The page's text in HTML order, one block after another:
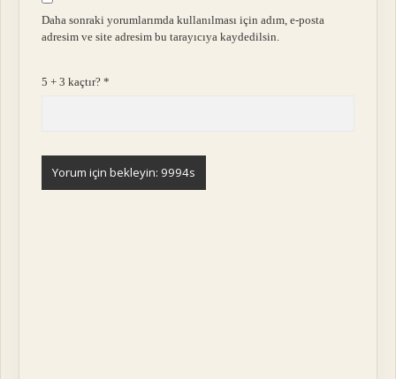
Daha sonraki yorumlarımda kullanılması için adım, e-posta
adresim ve site adresim bu tarayıcıya kaydedilsin.
5 + 3 kaçtır?*